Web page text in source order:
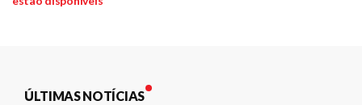
ÚLTIMAS NOTÍCIAS